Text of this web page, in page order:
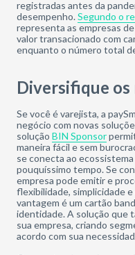
registradas antes da
desempenho.Segundo o
representa as empresas
valor transacionado com
enquanto o número total
Diversifique os
Se você é varejista, a
negócio com novas
solução BIN Sponsor
maneira fácil e sem
se conecta ao
pouquíssimo tempo. Se
empresa pode emitir e
flexibilidade, simplicidade
vantagem é um cartão
identidade. A solução que
sua empresa, criando
acordo com sua